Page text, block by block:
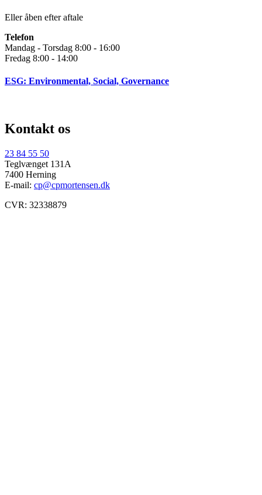
Eller åben efter aftale
Telefon
Mandag - Torsdag 8:00 - 16:00
Fredag 8:00 - 14:00
ESG: Environmental, Social, Governance
Kontakt os
23 84 55 50
Teglvænget 131A
7400 Herning
E-mail: cp@cpmortensen.dk
CVR: 32338879